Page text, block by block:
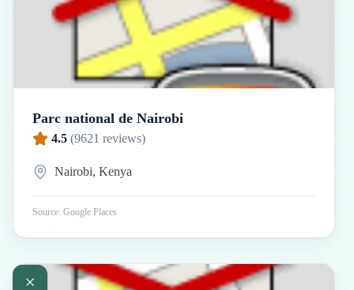
Parc national de Nairobi
4.5 (9621 reviews)
Nairobi, Kenya
Source: Google Places